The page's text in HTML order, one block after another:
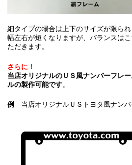
細タイプの場合は上下のサイズが限ら
幅左右が短くなりますが、バランスは
ただきます。
さらに！
当店オリジナルのＵＳ風ナンバーフレ
ルの製作可能です。
例 当店オリジナルＵＳトヨタ風ナン